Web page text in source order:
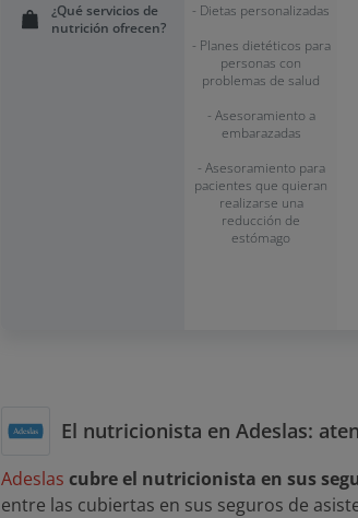
¿Qué servicios de
nutrición ofrecen?
- Dietas personalizadas
- Planes dietéticos para
personas con
problemas de salud
- Asesoramiento a
embarazadas
- Asesoramiento para
pacientes que quieran
realizarse una
reducción de
estómago
El nutricionista en Adeslas:
Adeslas cubre el nutricionista en sus
entre las cubiertas en sus seguros de